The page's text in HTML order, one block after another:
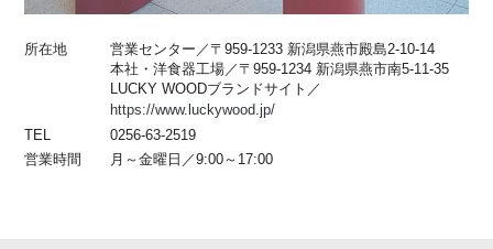
所在地
営業センター／〒959-1233 新潟県燕市殿島2-10-14
本社・洋食器工場／〒959-1234 新潟県燕市南5-11-35
LUCKY WOODブランドサイト／
https://www.luckywood.jp/
TEL
0256-63-2519
営業時間
月～金曜日／9:00～17:00